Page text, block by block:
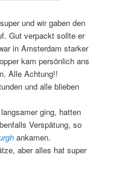
und wir gaben den
Gut verpackt sollte er
in Amsterdam starker
kam persönlich ans
Alle Achtung!!
und alle blieben
ging, hatten
Verspätung, so
ankamen.
aber alles hat super